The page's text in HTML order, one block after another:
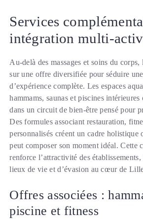
Services
intégration multi-
Au-delà des massages et soins du
sur une offre diversifiée pour séduire
d’expérience complète. Les espaces
hammams, saunas et piscines intérieures
dans un circuit de bien-être pensé pour
Des formules associant restauration,
personnalisés créent un cadre holistique
peut composer son moment idéal. Cette
renforce l’attractivité des
lieux de vie et d’évasion au cœur de
Offres associées :
piscine et fitness